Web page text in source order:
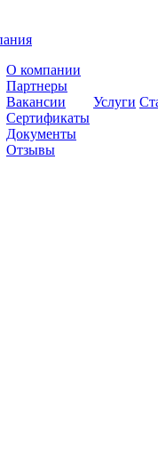
О компании
Партнеры
Вакансии
Сертификаты
Документы
Отзывы
Услуги